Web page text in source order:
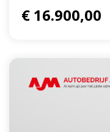
€ 16.900,00